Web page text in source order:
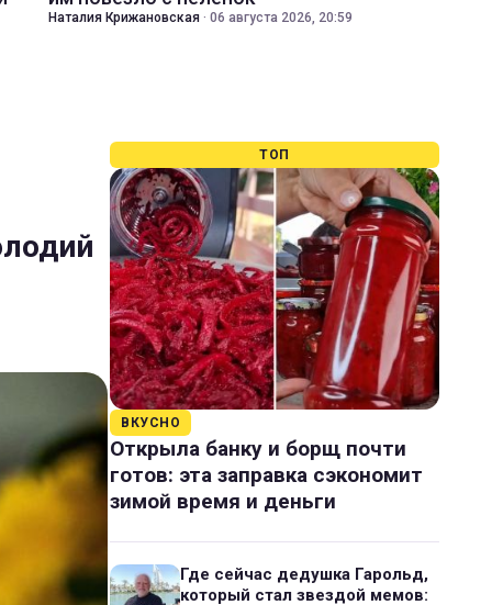
Наталия Крижановская · 06 августа 2026, 20:59
ТОП
ВКУСНО
Открыла банку и борщ почти
готов: эта заправка сэкономит
зимой время и деньги
Где сейчас дедушка Гарольд,
который стал звездой мемов: